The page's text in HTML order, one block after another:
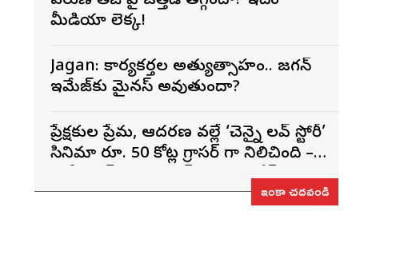
మీడియా లెక్క!
Jagan: కార్యకర్తల అత్యుత్సాహం.. జగన్
ఇమేజ్‌కు మైనస్ అవుతుందా?
ప్రేక్షకుల ప్రేమ, ఆదరణ వల్లే ‘చెన్నై లవ్ స్టోరీ’
సినిమా రూ. 50 కోట్ల గ్రాసర్ గా నిలిచింది –
స్టోరీ రైటర్, ప్రొడ్యూసర్ సాయి రాజేష్
ఇంకా చదవండి